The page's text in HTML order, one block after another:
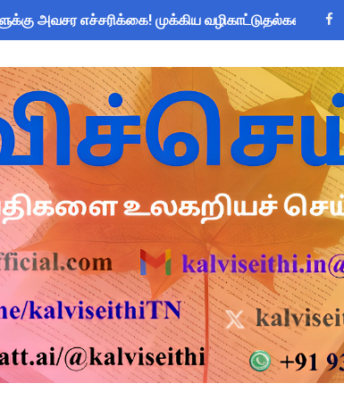
அவசர எச்சரிக்கை! முக்கிய வழிகாட்டுதல்கள் &
2026 ஆங்கில வினாடி வினா போட்டி! 6-9
புதிய மருத்துவக் காப்பீடு & OPS கோரிக்கை
10 தேசிய குடற்புழு நீக்க நாள் - அல்பெண்டசோல்
திருவிழா போட்டிகளுக்கான அனைத்து Excel &
1 Set 10 Lesson Plan August 2026 - Download
CEO வெளியிட்ட அவசர சுற்றறிக்கை - முழு
காலை, மாலை நேரங்களில் கணக்கெடுப்பு பணி செய்ய
நாள் மக்கள் தொகை கணக்கெடுப்பு பணிக்குத் தடை!